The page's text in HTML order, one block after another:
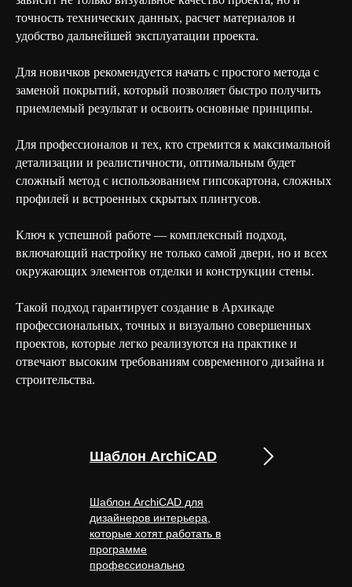
точность технических данных, расчет материалов и
удобство дальнейшей эксплуатации проекта.
Для новичков рекомендуется начать с простого метода с
заменой покрытий, который позволяет быстро получить
приемлемый результат и освоить основные принципы.
Для профессионалов и тех, кто стремится к максимальной
детализации и реалистичности, оптимальным будет
сложный метод с использованием гипсокартона, сложных
профилей и встроенных скрытых плинтусов.
Ключ к успешной работе — комплексный подход,
включающий настройку не только самой двери, но и всех
окружающих элементов отделки и конструкции стены.
Такой подход гарантирует создание в Архикаде
профессиональных, точных и визуально совершенных
проектов, которые легко реализуются на практике и
отвечают высоким требованиям современного дизайна и
строительства.
Шаблон ArchiCAD
Шаблон ArchiCAD для
дизайнеров интерьера,
которые хотят работать в
программе
профессионально